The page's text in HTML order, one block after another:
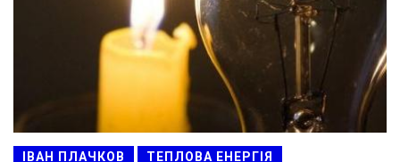
ІВАН ПЛАЧКОВ ТЕПЛОВА ЕНЕРГІЯ